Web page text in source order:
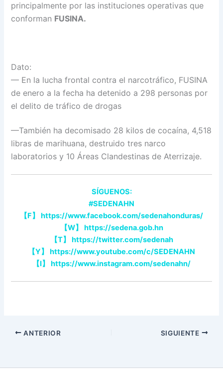
principalmente por las instituciones operativas que
conforman FUSINA.
Dato:
— En la lucha frontal contra el narcotráfico, FUSINA
de enero a la fecha ha detenido a 298 personas por
el delito de tráfico de drogas
—También ha decomisado 28 kilos de cocaína, 4,518
libras de marihuana, destruido tres narco
laboratorios y 10 Áreas Clandestinas de Aterrizaje.
SÍGUENOS:
#SEDENAHN
【F】
https://www.facebook.com/sedenahonduras/
【W】
https://sedena.gob.hn
【T】
https://twitter.com/sedenah
【Y】
https://www.youtube.com/c/SEDENAHN
【I】 https://www.instagram.com/sedenahn/
ANTERIOR SIGUIENTE